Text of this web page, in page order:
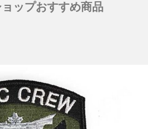
ップおすすめ商品